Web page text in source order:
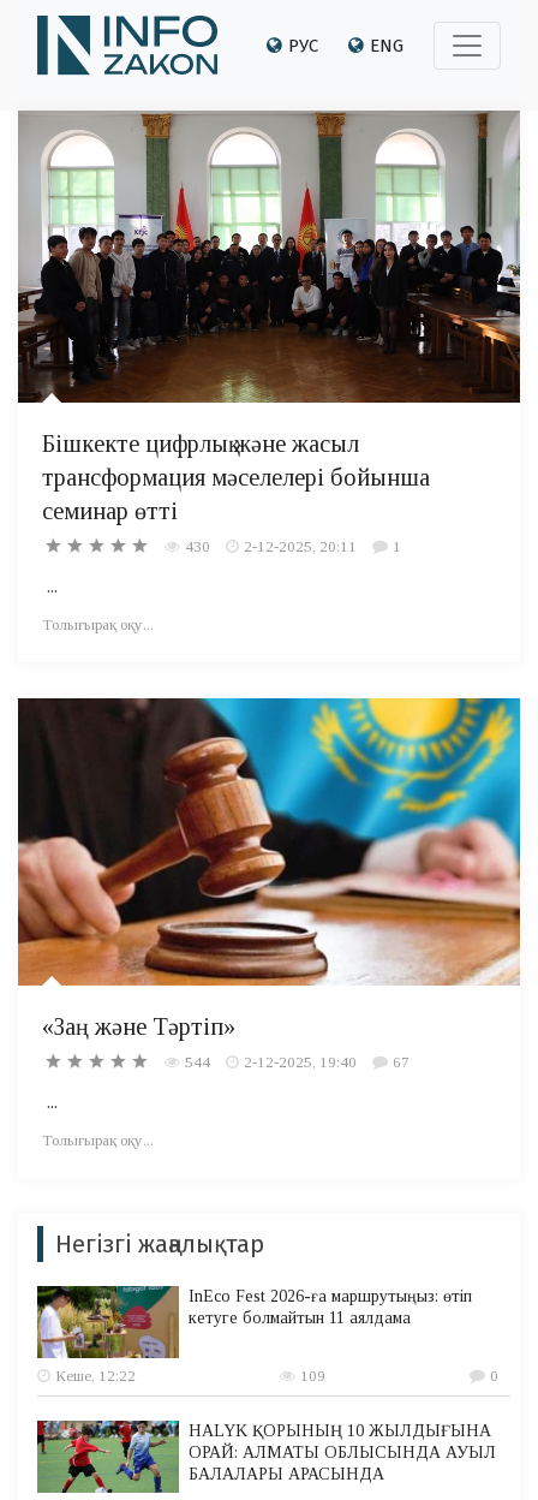
РУС ENG
Бішкекте цифрлық және жасыл
трансформация мәселелері бойынша
семинар өтті
430 2-12-2025, 20:11 1
...
Толығырақ оқу...
«Заң және Тәртіп»
544 2-12-2025, 19:40 67
...
Толығырақ оқу...
Негізгі жаңалықтар
InEco Fest 2026-ға маршрутыңыз: өтіп
кетуге болмайтын 11 аялдама
Кеше, 12:22 109 0
HALYK ҚОРЫНЫҢ 10 ЖЫЛДЫҒЫНА
ОРАЙ: АЛМАТЫ ОБЛЫСЫНДА АУЫЛ
БАЛАЛАРЫ АРАСЫНДА